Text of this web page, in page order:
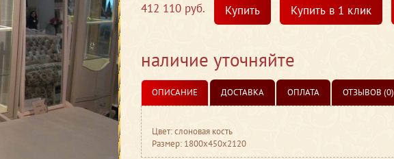
412 110 руб. Купить Купить в 1 клик
наличие уточняйте
ОПИСАНИЕ ДОСТАВКА ОПЛАТА ОТЗЫВОВ (0)
Цвет: слоновая кость
Размер: 1800x450x2120